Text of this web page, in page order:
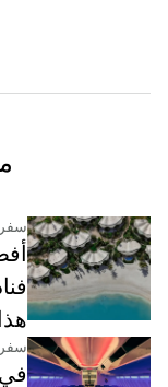
سفر
سفر
في